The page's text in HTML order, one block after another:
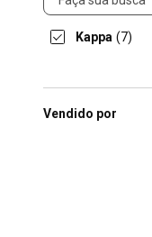
Kappa (7)
Vendido por